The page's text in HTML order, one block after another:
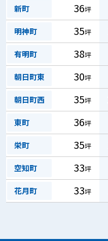
新町
36坪
明神町 35坪
有明町 38坪
朝日町東 30坪
朝日町西 35坪
東町 36坪
栄町 35坪
空知町 33坪
花月町 33坪